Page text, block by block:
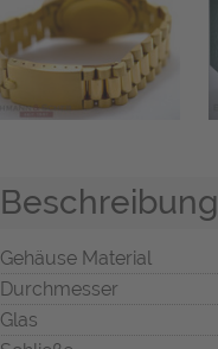
Beschreibung
Gehäuse Material
Durchmesser
Glas